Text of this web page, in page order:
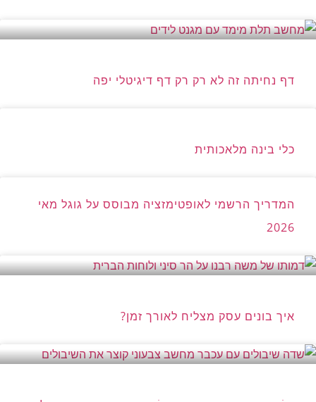
דף נחיתה זה לא רק רק דף דיגיטלי יפה
כלי בינה מלאכותית
המדריך הרשמי לאופטימזציה מבוסס על גוגל מאי
2026
איך בונים עסק מצליח לאורך זמן?